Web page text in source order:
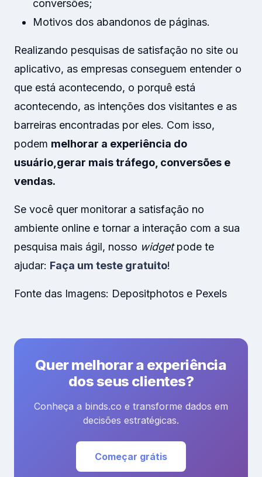
conversões;
Motivos dos abandonos de páginas.
Realizando pesquisas de satisfação no site ou
aplicativo, as empresas conseguem entender o
que está acontecendo, o porquê está
acontecendo, as intenções dos visitantes e as
barreiras encontradas por eles. Com isso,
podem melhorar a experiência do
usuário, gerar mais tráfego, conversões e
vendas.
Se você quer monitorar a satisfação no
ambiente online e tornar a interação com a sua
pesquisa mais ágil, nosso widgetpode te
ajudar: Faça um teste gratuito!
Fonte das Imagens: Depositphotos e Pexels
Quer melhorar a experiência
dos seus clientes?
Conheça a binds.co e transforme dados em
decisões estratégicas.
Começar grátis